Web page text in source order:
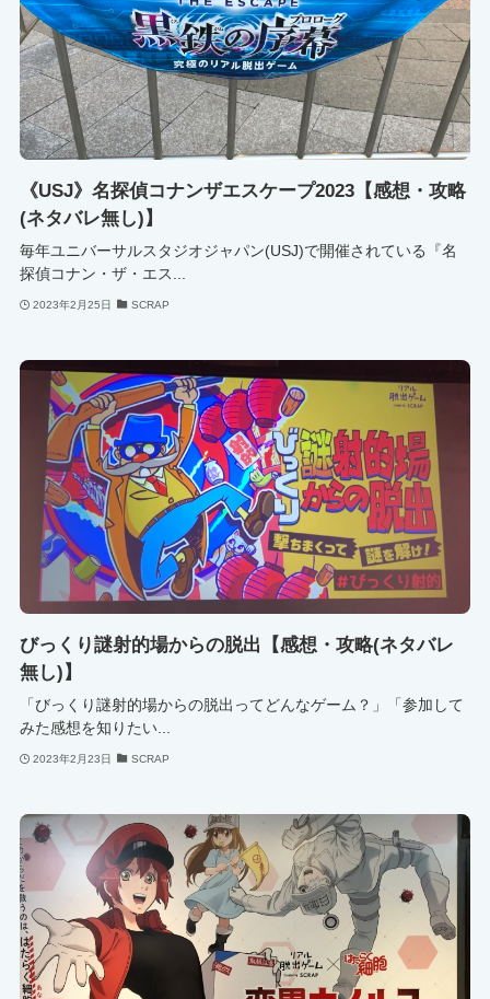
《USJ》名探偵コナンザエスケープ2023【感想・攻略
(ネタバレ無し)】
毎年ユニバーサルスタジオジャパン(USJ)で開催されている『名
探偵コナン・ザ・エス...
2023年2月25日 SCRAP
びっくり謎射的場からの脱出【感想・攻略(ネタバレ
無し)】
「びっくり謎射的場からの脱出ってどんなゲーム？」「参加して
みた感想を知りたい...
2023年2月23日 SCRAP